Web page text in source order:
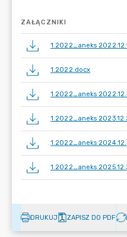
ZAŁĄCZNIKI
1.2022_aneks
1.2022.docx
1.2022_aneks
1.2022_aneks
1.2022_aneks
1.2022_aneks
DRUKUJ ZAPISZ DO PDF